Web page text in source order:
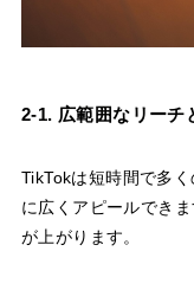
2-1. 広範囲なリーチ
TikTokは短時間で多
に広くアピールでき
が上がります。